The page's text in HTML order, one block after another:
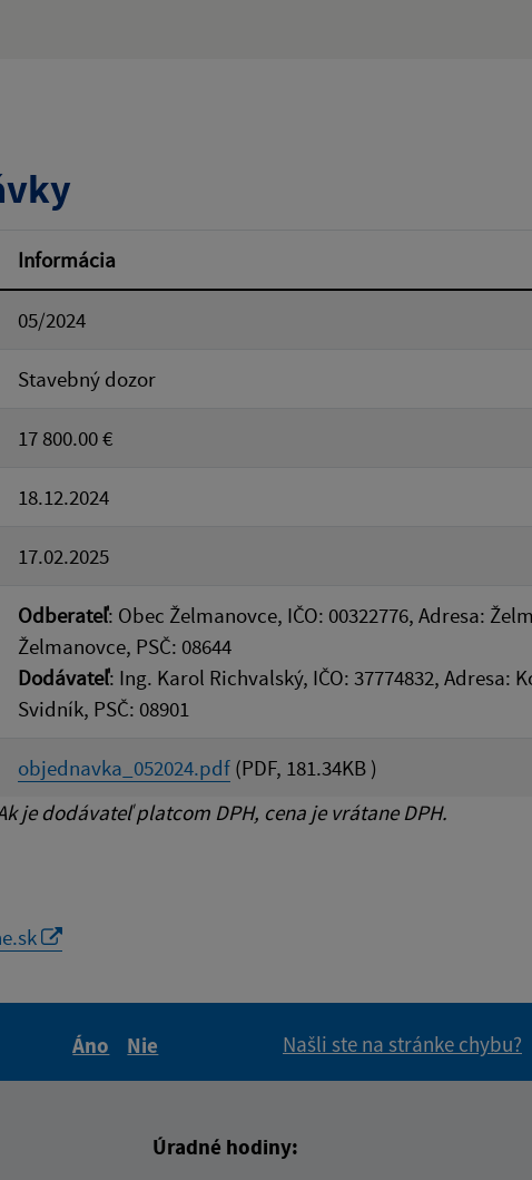
Informácia
05/2024
Stavebný dozor
17 800.00 €
18.12.2024
17.02.2025
Odberateľ: Obec Želmanovce, IČO: 00322776, Adresa:
Želmanovce, PSČ: 08644
Dodávateľ: Ing. Karol Richvalský, IČO: 37774832, Adresa:
Svidník, PSČ: 08901
objednavka_052024.pdf (PDF, 181.34KB )
je dodávateľ platcom DPH, cena je vrátane DPH.
Áno
Nie
Našli ste na stránke chybu?
Úradné hodiny: